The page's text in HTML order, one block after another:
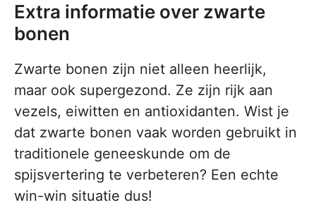
Extra informatie over zwarte
bonen
Zwarte bonen zijn niet alleen heerlijk,
maar ook supergezond. Ze zijn rijk aan
vezels, eiwitten en antioxidanten. Wist je
dat zwarte bonen vaak worden gebruikt in
traditionele geneeskunde om de
spijsvertering te verbeteren? Een echte
win-win situatie dus!